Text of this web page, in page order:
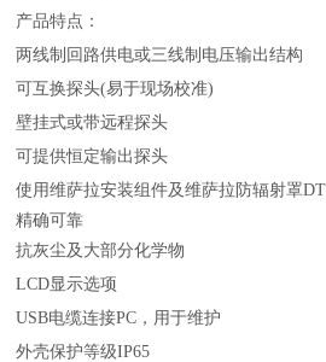
产品特点：
两线制回路供电或三线制电压输出结构
可互换探头(易于现场校准)
壁挂式或带远程探头
可提供恒定输出探头
使用维萨拉安装组件及维萨拉防辐射罩
精确可靠
抗灰尘及大部分化学物
LCD显示选项
USB电缆连接PC，用于维护
外壳保护等级IP65